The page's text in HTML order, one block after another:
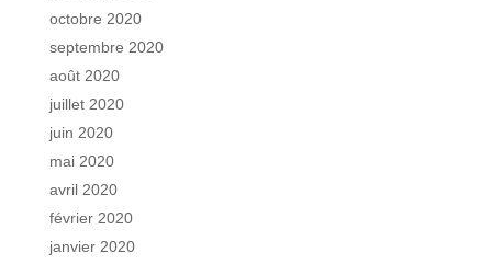
octobre 2020
septembre 2020
août 2020
juillet 2020
juin 2020
mai 2020
avril 2020
février 2020
janvier 2020